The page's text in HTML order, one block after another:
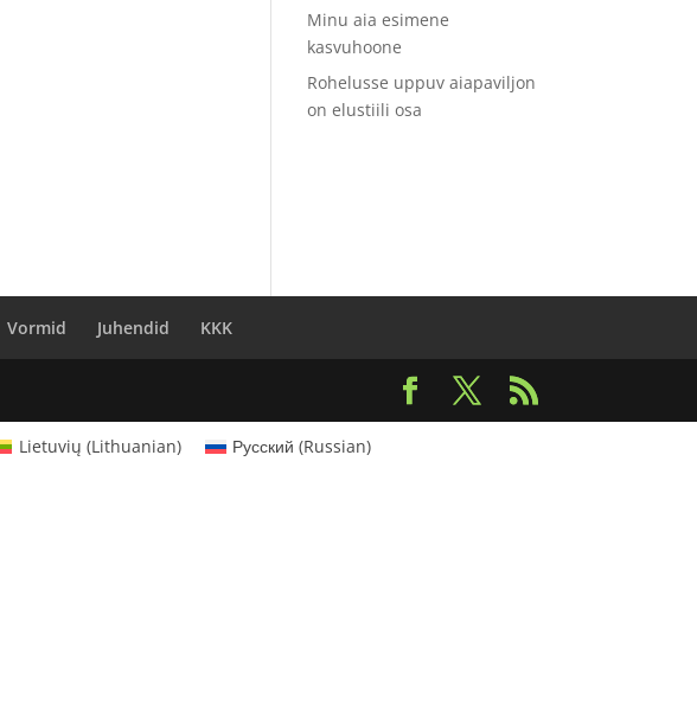
Minu aia esimene
kasvuhoone
Rohelusse uppuv aiapaviljon
on elustiili osa
Vormid Juhendid KKK
Lietuvių (Lithuanian) Русский (Russian)